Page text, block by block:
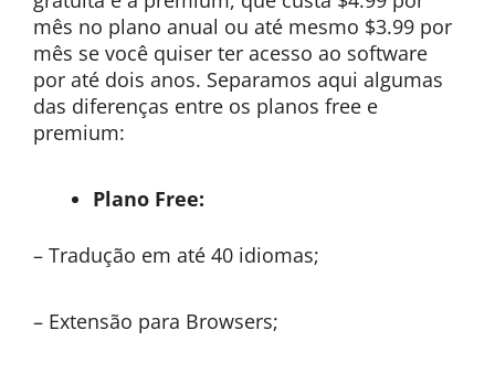
mês no plano anual ou até mesmo $3.99 por
mês se você quiser ter acesso ao software
por até dois anos. Separamos aqui algumas
das diferenças entre os planos free e
premium:
Plano Free:
– Tradução em até 40 idiomas;
– Extensão para Browsers;